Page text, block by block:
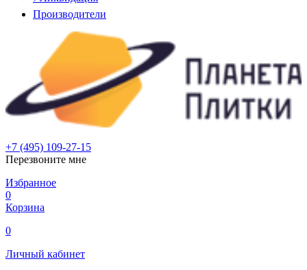
Производители
+7 (495) 109-27-15
Перезвоните мне
Избранное
0
Корзина
0
Личный кабинет